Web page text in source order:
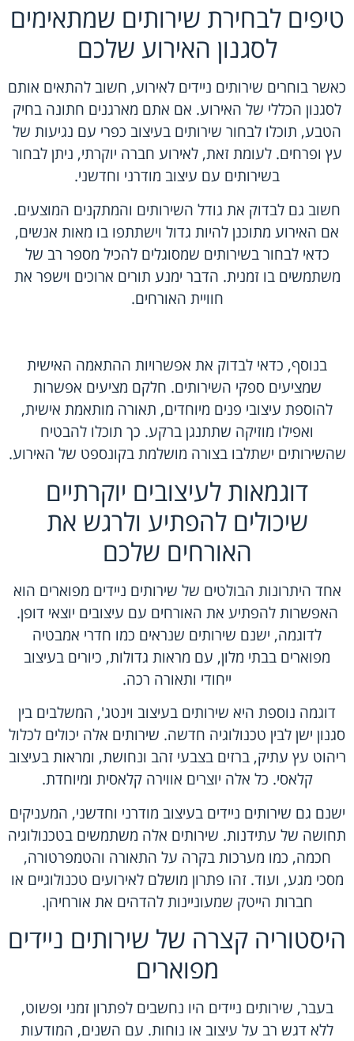
טיפים לבחירת שירותים שמתאימים
לסגנון האירוע שלכם
כאשר בוחרים שירותים ניידים לאירוע, חשוב להתאים אותם
לסגנון הכללי של האירוע. אם אתם מארגנים חתונה בחיק
הטבע, תוכלו לבחור שירותים בעיצוב כפרי עם נגיעות של
עץ ופרחים. לעומת זאת, לאירוע חברה יוקרתי, ניתן לבחור
בשירותים עם עיצוב מודרני וחדשני.
חשוב גם לבדוק את גודל השירותים והמתקנים המוצעים.
אם האירוע מתוכנן להיות גדול וישתתפו בו מאות אנשים,
כדאי לבחור בשירותים שמסוגלים להכיל מספר רב של
משתמשים בו זמנית. הדבר ימנע תורים ארוכים וישפר את
חוויית האורחים.
בנוסף, כדאי לבדוק את אפשרויות ההתאמה האישית
שמציעים ספקי השירותים. חלקם מציעים אפשרות
להוספת עיצובי פנים מיוחדים, תאורה מותאמת אישית,
ואפילו מוזיקה שתתנגן ברקע. כך תוכלו להבטיח
שהשירותים ישתלבו בצורה מושלמת בקונספט של האירוע.
דוגמאות לעיצובים יוקרתיים
שיכולים להפתיע ולרגש את
האורחים שלכם
אחד היתרונות הבולטים של שירותים ניידים מפוארים הוא
האפשרות להפתיע את האורחים עם עיצובים יוצאי דופן.
לדוגמה, ישנם שירותים שנראים כמו חדרי אמבטיה
מפוארים בבתי מלון, עם מראות גדולות, כיורים בעיצוב
ייחודי ותאורה רכה.
דוגמה נוספת היא שירותים בעיצוב וינטג', המשלבים בין
סגנון ישן לבין טכנולוגיה חדשה. שירותים אלה יכולים לכלול
ריהוט עץ עתיק, ברזים בצבעי זהב ונחושת, ומראות בעיצוב
קלאסי. כל אלה יוצרים אווירה קלאסית ומיוחדת.
ישנם גם שירותים ניידים בעיצוב מודרני וחדשני, המעניקים
תחושה של עתידנות. שירותים אלה משתמשים בטכנולוגיה
חכמה, כמו מערכות בקרה על התאורה והטמפרטורה,
מסכי מגע, ועוד. זהו פתרון מושלם לאירועים טכנולוגיים או
חברות הייטק שמעוניינות להדהים את אורחיהן.
היסטוריה קצרה של שירותים ניידים
מפוארים
בעבר, שירותים ניידים היו נחשבים לפתרון זמני ופשוט,
ללא דגש רב על עיצוב או נוחות. עם השנים, המודעות